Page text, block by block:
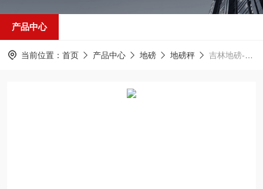
产品中心
当前位置： 首页 产品中心 地磅 地磅秤 吉林地磅-60吨地磅-黑龙江地磅【佳宜电子】